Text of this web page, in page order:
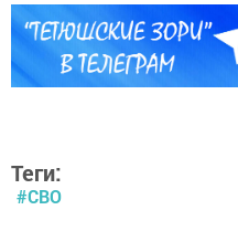
Теги:
#СВО